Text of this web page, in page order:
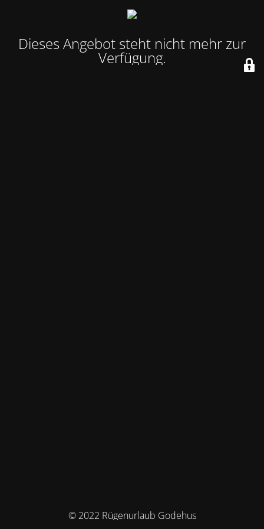
Dieses Angebot steht nicht mehr zur
Verfügung.
© 2022 Rügenurlaub Godehus